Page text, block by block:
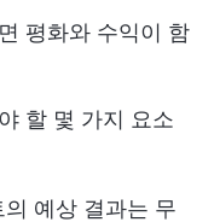
평화와 수익이 함
할 몇 가지 요소
예상 결과는 무